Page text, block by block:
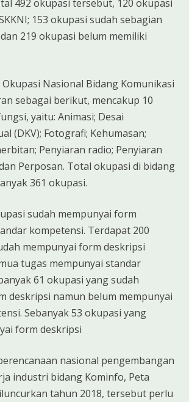
492 okupasi tersebut, 120 okupasi
153 okupasi sudah sebagian
219 okupasi belum memiliki
Nasional Bidang Komunikasi
sebagai berikut, mencakup 10
yaitu: Animasi; Desai
(DKV); Fotografi; Kehumasan;
Penyiaran radio; Penyiaran
Perposan. Total okupasi di bidang
361 okupasi.
sudah mempunyai form
kompetensi. Terdapat 200
mempunyai form deskripsi
tugas mempunyai standar
61 okupasi yang sudah
deskripsi namun belum mempunyai
Sebanyak 53 okupasi yang
form deskripsi
nasional pengembangan
industri bidang Kominfo, Peta
tahun 2018, tersebut perlu